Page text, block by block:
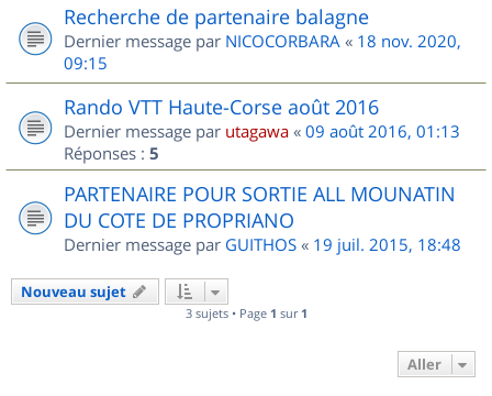
Recherche de partenaire balagne
Dernier message par NICOCORBARA « 18 nov. 2020,
09:15
Rando VTT Haute-Corse août 2016
Dernier message par utagawa « 09 août 2016, 01:13
Réponses : 5
PARTENAIRE POUR SORTIE ALL MOUNATIN
DU COTE DE PROPRIANO
Dernier message par GUITHOS « 19 juil. 2015, 18:48
Nouveau sujet
3 sujets • Page 1 sur 1
Aller